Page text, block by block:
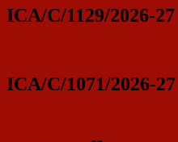
ICA/C/1129/2026-27
ICA/C/1071/2026-27